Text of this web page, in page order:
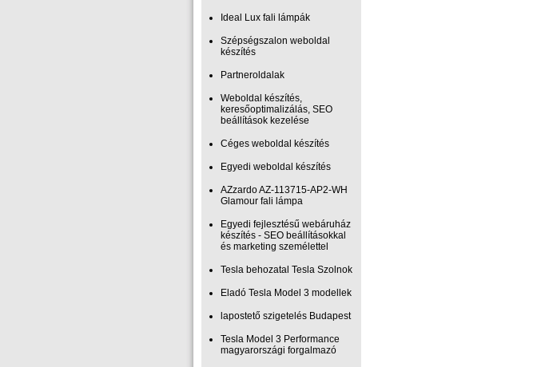
Ideal Lux fali lámpák
Szépségszalon weboldal
készítés
Partneroldalak
Weboldal készítés,
keresőoptimalizálás, SEO
beállítások kezelése
Céges weboldal készítés
Egyedi weboldal készítés
AZzardo AZ-113715-AP2-WH
Glamour fali lámpa
Egyedi fejlesztésű webáruház
készítés - SEO beállításokkal
és marketing személettel
Tesla behozatal Tesla Szolnok
Eladó Tesla Model 3 modellek
lapostető szigetelés Budapest
Tesla Model 3 Performance
magyarországi forgalmazó